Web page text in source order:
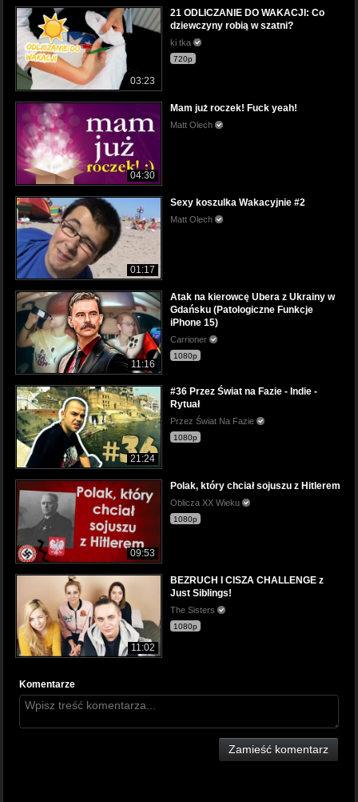
03:23
21 ODLICZANIE DO WAKACJI: Co
dziewczyny robią w szatni?
ki tka
720p
04:30
Mam już roczek! Fuck yeah!
Matt Olech
01:17
Sexy koszulka Wakacyjnie #2
Matt Olech
11:16
Atak na kierowcę Ubera z Ukrainy w
Gdańsku (Patologiczne Funkcje
iPhone 15)
Carrioner
1080p
21:24
#36 Przez Świat na Fazie - Indie -
Rytuał
Przez Świat Na Fazie
1080p
09:53
Polak, który chciał sojuszu z Hitlerem
Oblicza XX Wieku
1080p
11:02
BEZRUCH I CISZA CHALLENGE z
Just Siblings!
The Sisters
1080p
Komentarze
Zamieść komentarz